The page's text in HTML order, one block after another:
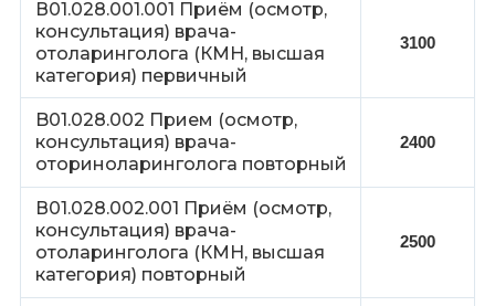
В01.028.001.001 Приём (осмотр,
консультация) врача-
отоларинголога (КМН, высшая
категория) первичный
3100
B01.028.002 Прием (осмотр,
консультация) врача-
оториноларинголога повторный
2400
В01.028.002.001 Приём (осмотр,
консультация) врача-
отоларинголога (КМН, высшая
категория) повторный
2500